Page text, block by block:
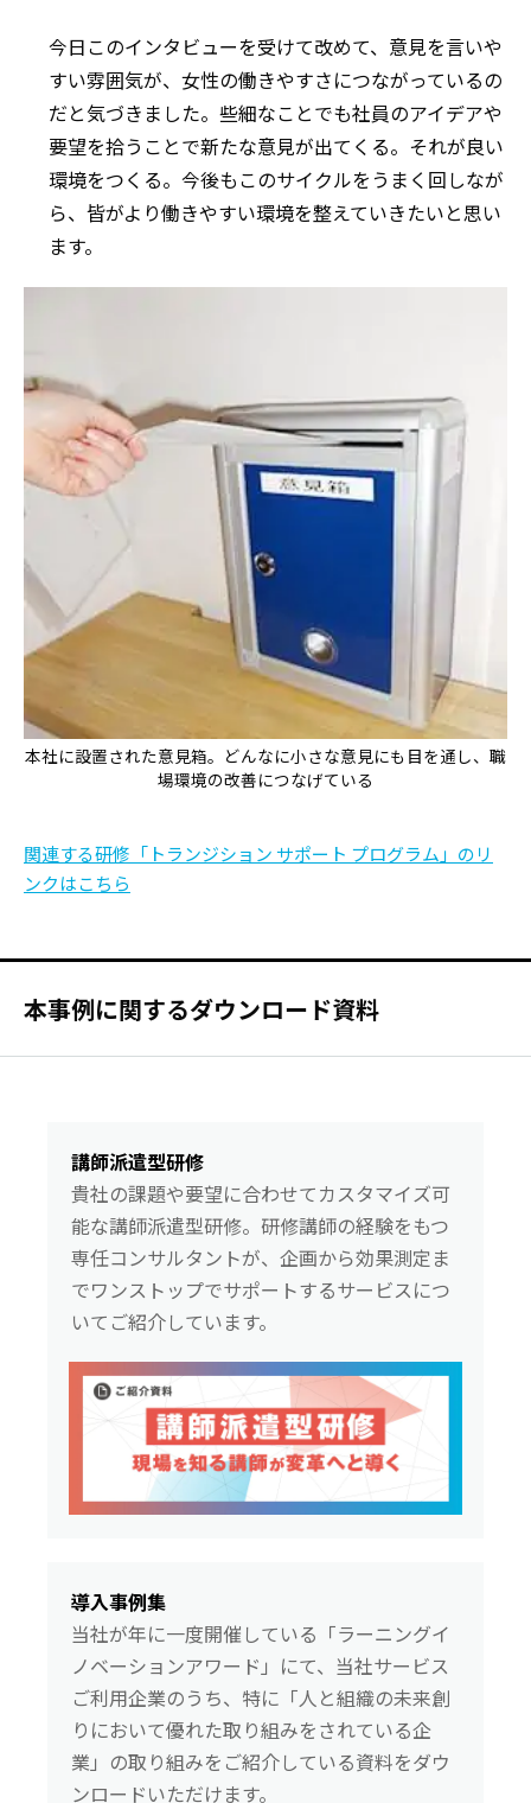
今日このインタビューを受けて改めて、意見を言いや
すい雰囲気が、女性の働きやすさにつながっているの
だと気づきました。些細なことでも社員のアイデアや
要望を拾うことで新たな意見が出てくる。それが良い
環境をつくる。今後もこのサイクルをうまく回しなが
ら、皆がより働きやすい環境を整えていきたいと思い
ます。
本社に設置された意見箱。どんなに小さな意見にも目を通し、職
場環境の改善につなげている
関連する研修「トランジション サポート プログラム」のリ
ンクはこちら
本事例に関するダウンロード資料
講師派遣型研修
貴社の課題や要望に合わせてカスタマイズ可
能な講師派遣型研修。研修講師の経験をもつ
専任コンサルタントが、企画から効果測定ま
でワンストップでサポートするサービスにつ
いてご紹介しています。
導入事例集
当社が年に一度開催している「ラーニングイ
ノベーションアワード」にて、当社サービス
ご利用企業のうち、特に「人と組織の未来創
りにおいて優れた取り組みをされている企
業」の取り組みをご紹介している資料をダウ
ンロードいただけます。